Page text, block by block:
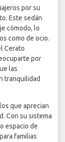
por su
Este sedán
cómodo, lo
como de ocio.
Cerato
por
las
tranquilidad
que aprecian
Con su sistema
espacio de
familias